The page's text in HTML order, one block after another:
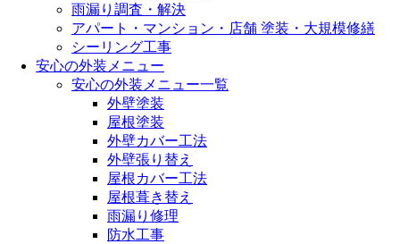
雨漏り調査・解決
アパート・マンション・店舗 塗装・大規模修繕
シーリング工事
安心の外装メニュー
安心の外装メニュー一覧
外壁塗装
屋根塗装
外壁カバー工法
外壁張り替え
屋根カバー工法
屋根葺き替え
雨漏り修理
防水工事